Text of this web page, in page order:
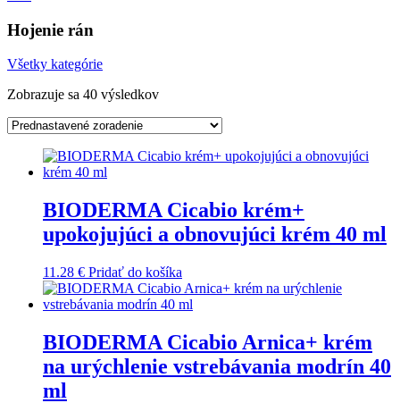
Hojenie rán
Všetky kategórie
Zobrazuje sa 40 výsledkov
BIODERMA Cicabio krém+
upokojujúci a obnovujúci krém 40 ml
11.28 € Pridať do košíka
BIODERMA Cicabio Arnica+ krém
na urýchlenie vstrebávania modrín 40
ml